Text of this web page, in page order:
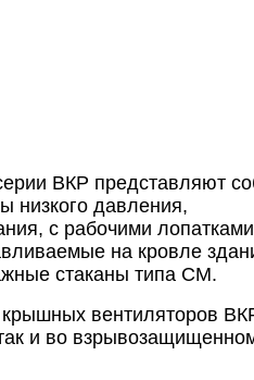
ВКР представляют
низкого давления,
с рабочими лопатками
на кровле
стаканы типа СМ.
вентиляторов
и во